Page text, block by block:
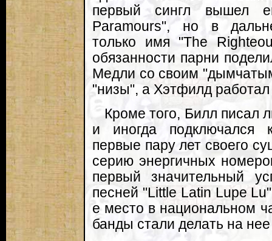
первый сингл вышел
Paramours", но в
только имя "The
обязанности парни
Медли со своим
"низы", а Хэтфилд работал
Кроме того, Билл писал
и иногда подключался
первые пару лет своего
серию энергичных
первый значительный
песней "Little Latin Lupe
е место в национальном
банды стали делать на